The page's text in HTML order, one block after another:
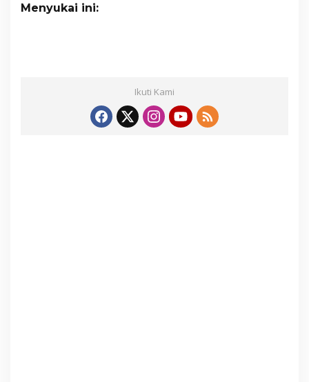
Menyukai ini:
Ikuti Kami